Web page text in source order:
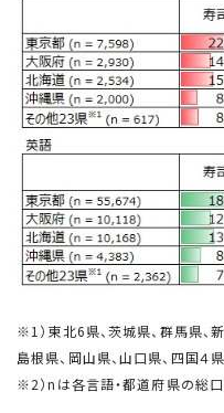
※1）東北6県、茨城県、群馬県、
島根県、岡山県、山口県、四国４
※2）nは各言語・都道府県の総